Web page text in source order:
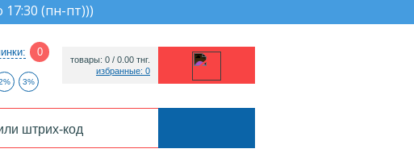
17:30 (пн-пт)))
0
3%
товары: 0 / 0.00 тнг.
избранные: 0